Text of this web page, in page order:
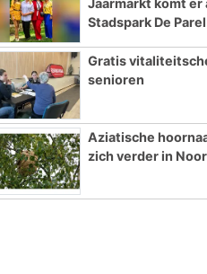
Jaarmarkt komt er
Stadspark De Parel
Gratis
senioren
Aziatische
zich verder in